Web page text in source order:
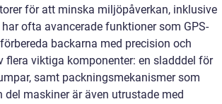
för att minska miljöpåverkan, inklusive
ofta avancerade funktioner som GPS-
backarna med precision och
flera viktiga komponenter: en sladddel för
samt packningsmekanismer som
maskiner är även utrustade med